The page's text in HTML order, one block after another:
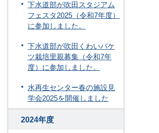
下水道部が吹田スタジアム
フェスタ2025（令和7年度）
に参加しました。
下水道部が吹田くわいバケ
ツ栽培里親募集（令和7年
度）に参加しました。
水再生センター春の施設見
学会2025を開催しました
2024年度